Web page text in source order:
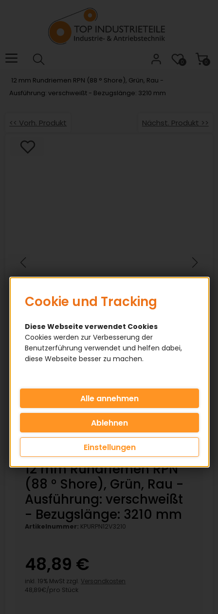
das
Barrierefreiheitsmenü
0
0
12 mm Rundriemen RPN (88 ° Shore), Grün, Rau -
Ausführung: verschweißt - Bezugslänge: 3210 mm
<< Vorh. Produkt Nächst. Produkt >>
12 mm Rundriemen RPN
(88 ° Shore), Grün, Rau -
Ausführung: verschweißt
- Bezugslänge: 3210 mm
Artikelnummer: KPURPN12V3210
48,89 €
inkl. 19% MwSt zzgl. Versandkosten
48,89€/pro Stück
Cookie und Tracking
Diese Webseite verwendet Cookies
Cookies werden zur Verbesserung der
Benutzerführung verwendet und helfen dabei,
diese Webseite besser zu machen.
Einstellungen